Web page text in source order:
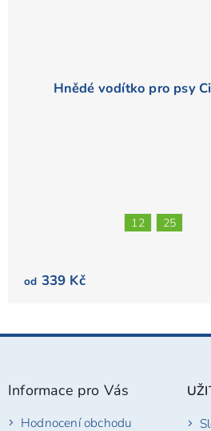
Hnědé vodítko pro psy
hvězdiček.
od 339 Kč
12 25
Z
Informace pro Vás
Hodnocení obchodu